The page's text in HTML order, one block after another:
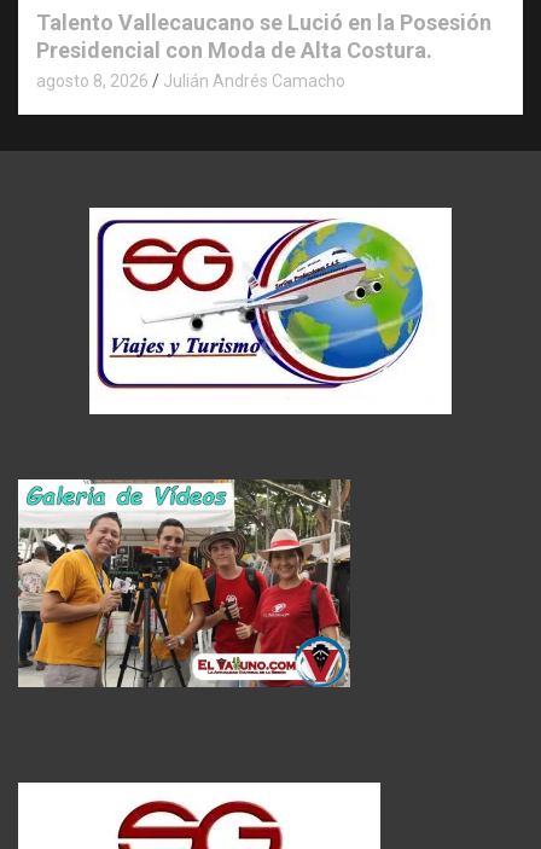
Talento Vallecaucano se Lució en la Posesión
Presidencial con Moda de Alta Costura.
agosto 8, 2026 Julián Andrés Camacho